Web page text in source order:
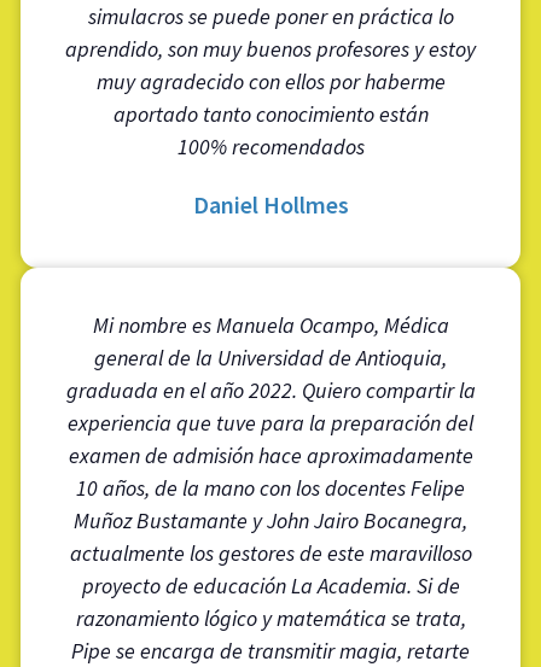
simulacros se puede poner en práctica lo
aprendido, son muy buenos profesores y estoy
muy agradecido con ellos por haberme
aportado tanto conocimiento están
100% recomendados
Daniel Hollmes
Mi nombre es Manuela Ocampo, Médica
general de la Universidad de Antioquia,
graduada en el año 2022. Quiero compartir la
experiencia que tuve para la preparación del
examen de admisión hace aproximadamente
10 años, de la mano con los docentes Felipe
Muñoz Bustamante y John Jairo Bocanegra,
actualmente los gestores de este maravilloso
proyecto de educación La Academia. Si de
razonamiento lógico y matemática se trata,
Pipe se encarga de transmitir magia, retarte